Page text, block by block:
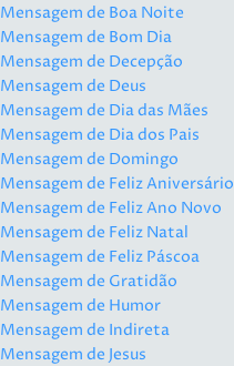
Mensagem de Boa Noite
Mensagem de Bom Dia
Mensagem de Decepção
Mensagem de Deus
Mensagem de Dia das Mães
Mensagem de Dia dos Pais
Mensagem de Domingo
Mensagem de Feliz Aniversário
Mensagem de Feliz Ano Novo
Mensagem de Feliz Natal
Mensagem de Feliz Páscoa
Mensagem de Gratidão
Mensagem de Humor
Mensagem de Indireta
Mensagem de Jesus